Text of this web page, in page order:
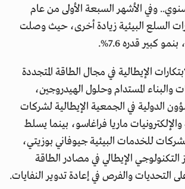
وفي الأشهر السبعة الأولى من عام
السلع البيئية زيادة أخرى، حيث وصلت
الإيطالية في مجال الطاقة المتجددة
والبناء المستدام وحلول الهيدروجين،
الدولية في الجمعية الإيطالية لشركات
والإلكترونيات ماريا فراغاسو، بينما يسلط
للخدمات البيئية جيوفاني بوزيتي،
الإيطالي في مصادر الطاقة
التحديات والفرص في إعادة تدوير النفايات.